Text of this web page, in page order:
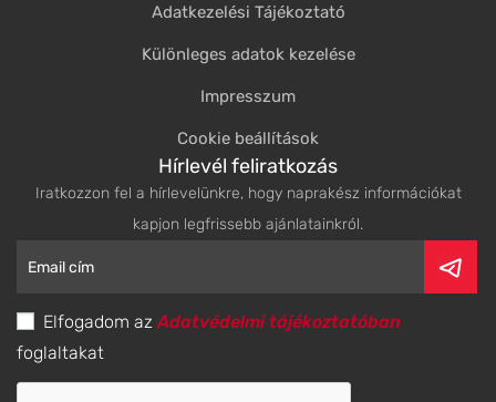
Adatkezelési Tájékoztató
Különleges adatok kezelése
Impresszum
Cookie beállítások
Hírlevél feliratkozás
Iratkozzon fel a hírlevelünkre, hogy naprakész információkat
kapjon legfrissebb ajánlatainkról.
Elfogadom azAdatvédelmi tájékoztatóban
foglaltakat